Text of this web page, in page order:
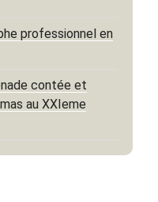
professionnel en
contée et
au XXIeme